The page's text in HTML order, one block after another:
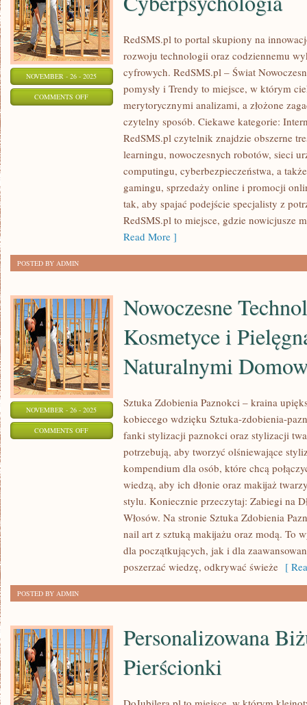
NOVEMBER - 26 - 2025
COMMENTS OFFON
TECHNOLOGII
RedSMS.pl to portal skupiony na
rozwoju technologii oraz codziennemu
cyfrowych. RedSMS.pl – Świat
pomysły i Trendy to miejsce, w którym
merytorycznymi analizami, a złożone
czytelny sposób. Ciekawe kategorie:
RedSMS.pl czytelnik znajdzie obszerne
learningu, nowoczesnych robotów, sieci
computingu, cyberbezpieczeństwa, a
gamingu, sprzedaży online i promocji
tak, aby spajać podejście specjalisty z
RedSMS.pl to miejsce, gdzie nowicjusze
Read More ]
POSTED BY ADMIN
NOVEMBER - 26 - 2025
COMMENTS OFFON
TECHNOLOGIE
KOSMETYCE
PIELĘGNACJA
NATURALNYMI
DOMOWYMI
SPOSOBAMI
Nowoczesne
Kosmetyce i
Naturalnymi
Sztuka Zdobienia Paznokci – kraina
kobiecego wdzięku Sztuka-zdobienia-
fanki stylizacji paznokci oraz stylizacji
potrzebują, aby tworzyć olśniewające
kompendium dla osób, które chcą
wiedzą, aby ich dłonie oraz makijaż
stylu. Koniecznie przeczytaj: Zabiegi na
Włosów. Na stronie Sztuka Zdobienia
nail art z sztuką makijażu oraz modą. To
dla początkujących, jak i dla
poszerzać wiedzę, odkrywać świeże [
POSTED BY ADMIN
Personalizowana
Pierścionki